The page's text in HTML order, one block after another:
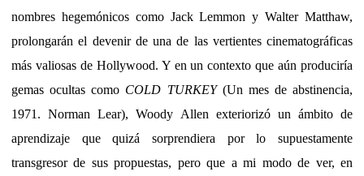
nombres hegemónicos como Jack Lemmon y Walter Matthaw,
prolongarán el devenir de una de las vertientes cinematográficas
más valiosas de Hollywood. Y en un contexto que aún produciría
gemas ocultas como COLD TURKEY(Un mes de abstinencia,
1971. Norman Lear), Woody Allen exteriorizó un ámbito de
aprendizaje que quizá sorprendiera por lo supuestamente
transgresor de sus propuestas, pero que a mi modo de ver, en